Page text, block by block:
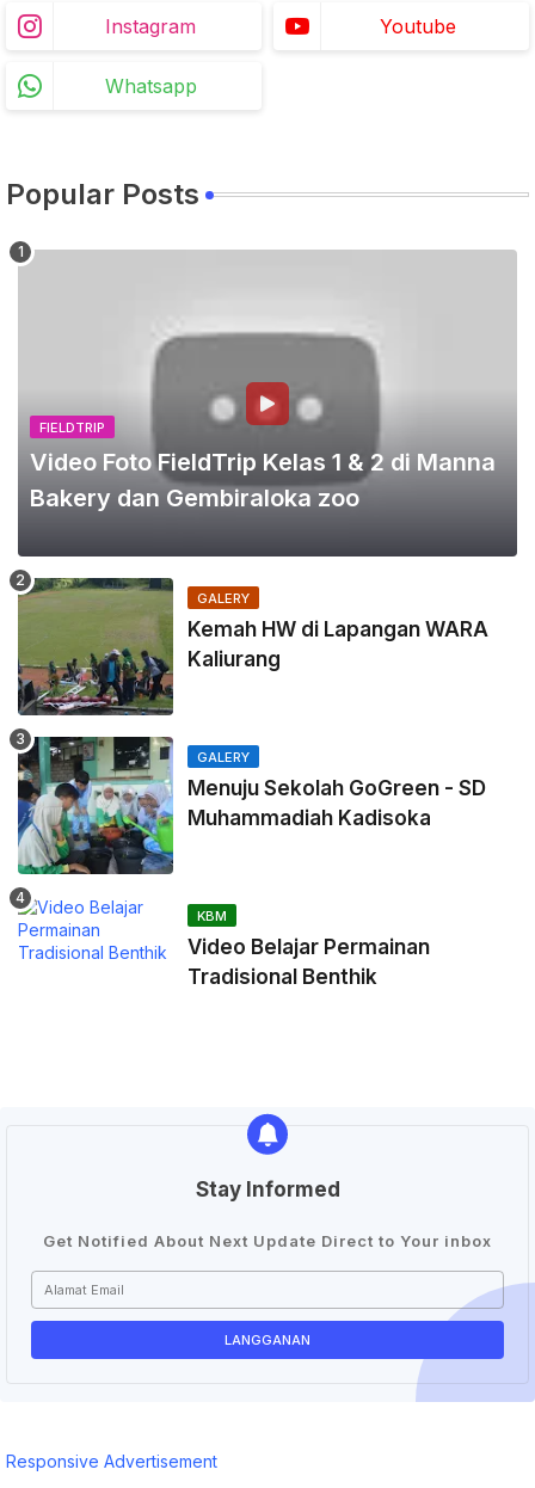
Instagram Youtube
Whatsapp
Popular Posts
FIELDTRIP
Video Foto FieldTrip Kelas 1 & 2 di Manna
Bakery dan Gembiraloka zoo
GALERY
Kemah HW di Lapangan WARA
Kaliurang
GALERY
Menuju Sekolah GoGreen - SD
Muhammadiah Kadisoka
KBM
Video Belajar Permainan
Tradisional Benthik
Stay Informed
Get Notified About Next Update Direct to Your inbox
Responsive Advertisement